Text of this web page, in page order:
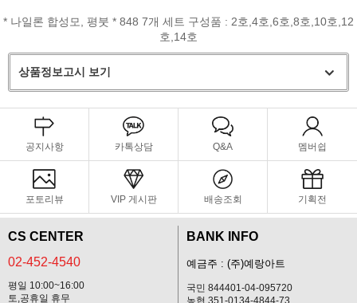
* 나일론 합성모, 평붓 * 848 7개 세트 구성품 : 2호,4호,6호,8호,10호,12
호,14호
상품정보고시 보기
공지사항 카톡상담 Q&A 멤버쉽
포토리뷰 VIP 게시판 배송조회 기획전
CS CENTER
02-452-4540
평일 10:00~16:00
토,공휴일 휴무
BANK INFO
예금주 : (주)예랑아트
국민 844401-04-095720
농협 351-0134-4844-73